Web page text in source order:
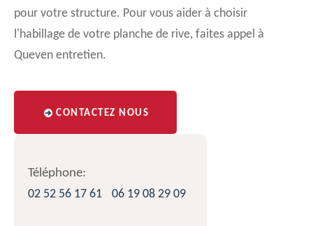
pour votre structure. Pour vous aider à choisir
l'habillage de votre planche de rive, faites appel à
Queven entretien.
CONTACTEZ NOUS
Téléphone:
02 52 56 17 61
06 19 08 29 09